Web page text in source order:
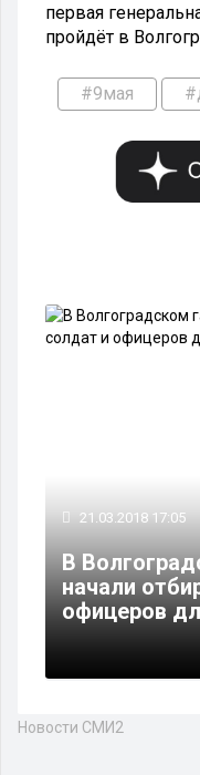
первая
пройдёт в
#9мая
21.03.2018 17:05
В
начали
офицеров
Новости СМИ2